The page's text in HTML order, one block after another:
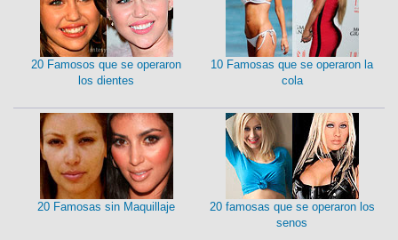
20 Famosos que se operaron
los dientes
10 Famosas que se operaron la
cola
20 Famosas sin Maquillaje
20 famosas que se operaron los
senos